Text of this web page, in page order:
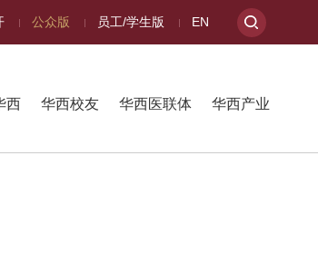
公众版 员工/学生版 EN
西 华西校友 华西医联体 华西产业